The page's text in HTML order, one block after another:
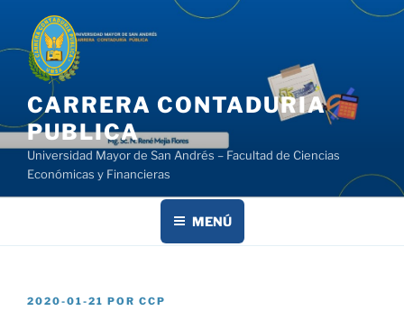
contenido
CARRERA CONTADURIA
PUBLICA
Universidad Mayor de San Andrés – Facultad de Ciencias
Económicas y Financieras
MENÚ
PUBLICADO
2020-01-21 POR CCP